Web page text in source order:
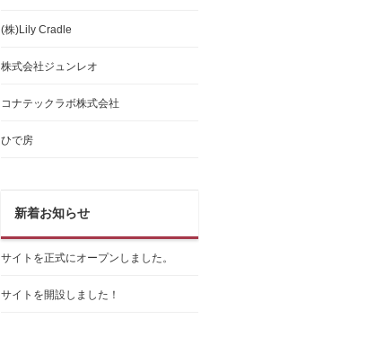
(株)Lily Cradle
株式会社ジュンレオ
コナテックラボ株式会社
ひで房
新着お知らせ
サイトを正式にオープンしました。
サイトを開設しました！